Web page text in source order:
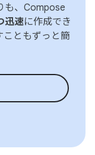
も、Compose
迅速に作成でき
こともずっと簡